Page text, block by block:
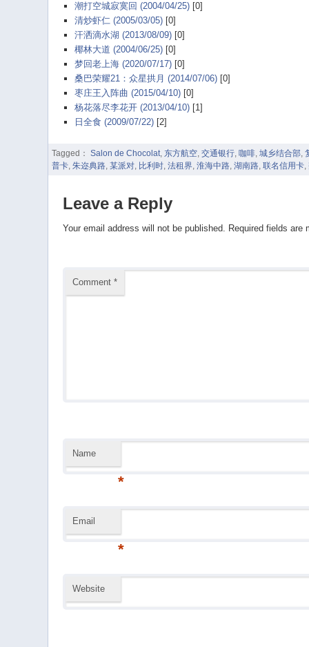
潮打空城寂寞回 (2004/04/25)[0]
清炒虾仁 (2005/03/05)[0]
汗洒滴水湖 (2013/08/09)[0]
椰林大道 (2004/06/25)[0]
梦回老上海 (2020/07/17)[0]
桑巴荣耀21：众星拱月 (2014/07/06)[0]
枣庄王入阵曲 (2015/04/10)[0]
杨花落尽李花开 (2013/04/10)[1]
日全食 (2009/07/22)[2]
Tagged： Salon de Chocolat, 东方航空, 交通银行, 咖啡, 城乡结合部,
普卡, 朱迩典路, 某派对, 比利时, 法租界, 淮海中路, 湖南路, 联名信用卡,
Leave a Reply
Your email address will not be published. Required fields are
Comment *
Name
*
Email
*
Website